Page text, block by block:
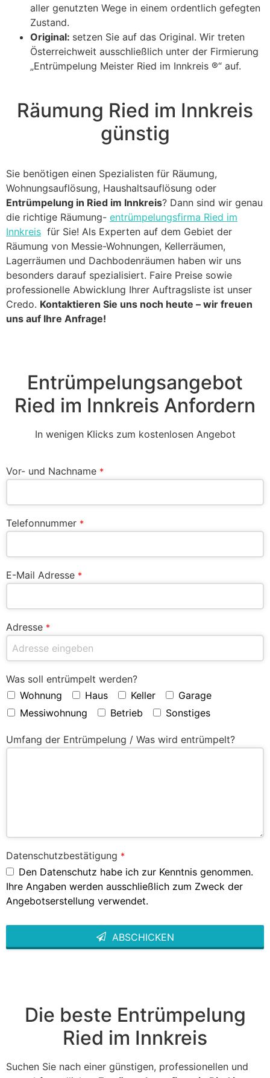
aller genutzten Wege in einem ordentlich gefegten
Zustand.
Original: setzen Sie auf das Original. Wir treten
Österreichweit ausschließlich unter der Firmierung
„Entrümpelung Meister Ried im Innkreis ®“ auf.
Räumung Ried im Innkreis
günstig
Sie benötigen einen Spezialisten für Räumung,
Wohnungsauflösung, Haushaltsauflösung oder
Entrümpelung in Ried im Innkreis? Dann sind wir genau
die richtige Räumung- entrümpelungsfirma Ried im
Innkreis für Sie! Als Experten auf dem Gebiet der
Räumung von Messie-Wohnungen, Kellerräumen,
Lagerräumen und Dachbodenräumen haben wir uns
besonders darauf spezialisiert. Faire Preise sowie
professionelle Abwicklung Ihrer Auftragsliste ist unser
Credo. Kontaktieren Sie uns noch heute – wir freuen
uns auf Ihre Anfrage!
Entrümpelungsangebot
Ried im Innkreis Anfordern
In wenigen Klicks zum kostenlosen Angebot
Vor- und Nachname *
Telefonnummer *
E-Mail Adresse *
Adresse *
Was soll entrümpelt werden?
Wohnung
Haus Keller
Garage
Messiwohnung
Betrieb Sonstiges
Umfang der Entrümpelung / Was wird entrümpelt?
Datenschutzbestätigung *
Den Datenschutz habe ich zur Kenntnis genommen.
Ihre Angaben werden ausschließlich zum Zweck der
Angebotserstellung verwendet.
ABSCHICKEN
Die beste Entrümpelung
Ried im Innkreis
Suchen Sie nach einer günstigen, professionellen und